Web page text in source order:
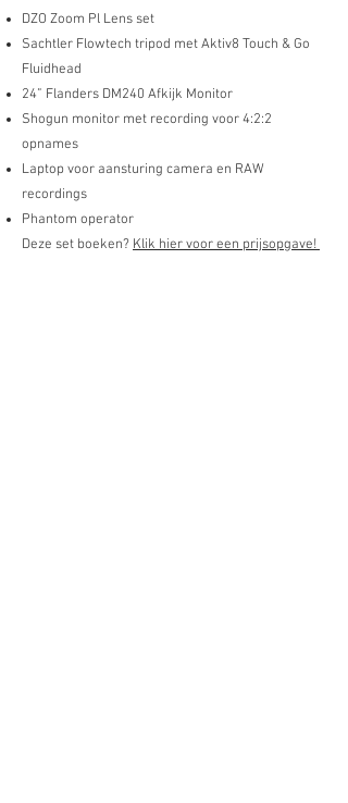
DZO Zoom Pl Lens set
Sachtler Flowtech tripod met Aktiv8 Touch & Go
Fluidhead
24” Flanders DM240 Afkijk Monitor
Shogun monitor met recording voor 4:2:2
opnames
Laptop voor aansturing camera en RAW
recordings
Phantom operator
Deze set boeken? Klik hier voor een prijsopgave!